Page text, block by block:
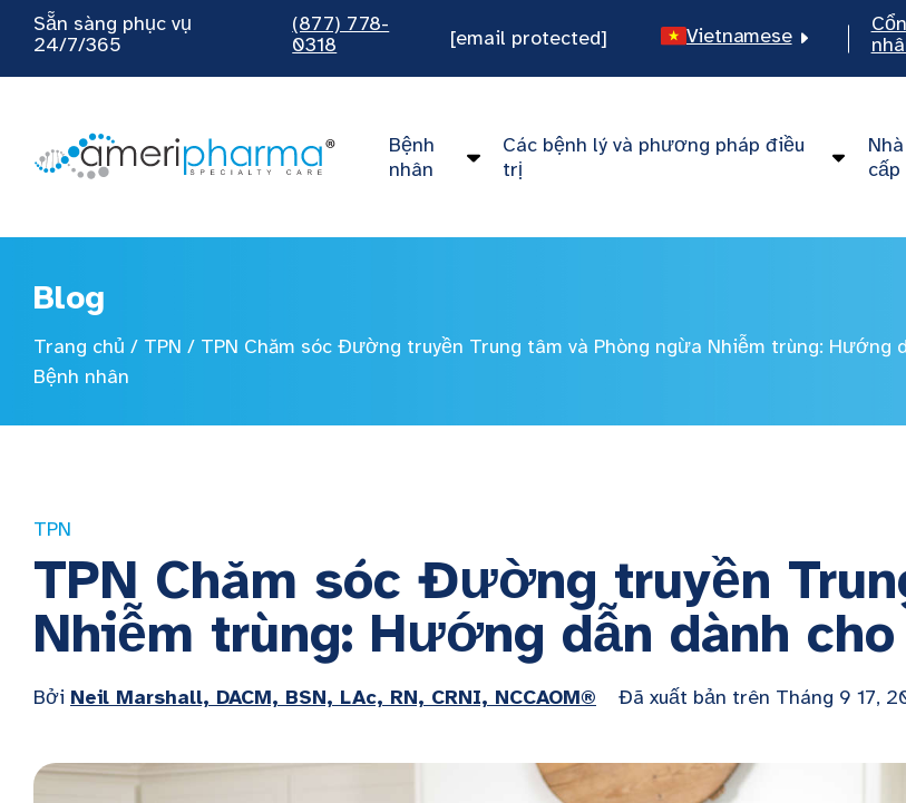
Sẵn sàng phục vụ
24/7/365
(877) 778-
0318
[email protected] Vietnamese
Chinese
Bệnh
nhân
Các bệnh lý và phương pháp điều
trị
cấp
Blog
Trang chủ / TPN / TPN Chăm sóc Đường truyền Trung tâm và Phòng ngừa Nhiễm trùng: Hướng
Bệnh nhân
TPN
TPN Chăm sóc Đường truyền
Nhiễm trùng: Hướng dẫn dành cho
Bởi Neil Marshall, DACM, BSN, LAc, RN, CRNI, NCCAOM® Đã xuất bản trên Tháng 9 17,